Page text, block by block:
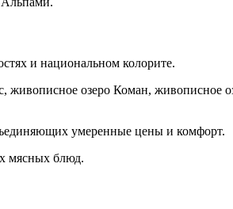
и национальном колорите.
озеро Коман, живописное
умеренные цены и комфорт.
мясных блюд.